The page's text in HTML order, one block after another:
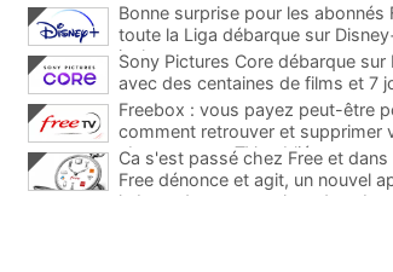
Bonne surprise pour les abonnés
toute la Liga débarque sur
inclus
Sony Pictures Core débarque sur
avec des centaines de films et 7
Freebox : vous payez peut-être
comment retrouver et supprimer
abonnements TV oubliés
Ca s'est passé chez Free et
Free dénonce et agit, un nouvel
le bout de son nez chez des